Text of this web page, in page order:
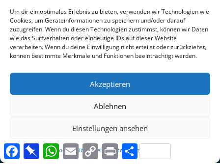
Um dir ein optimales Erlebnis zu bieten, verwenden wir Technologien wie
Cookies, um Geräteinformationen zu speichern und/oder darauf
zuzugreifen. Wenn du diesen Technologien zustimmst, können wir Daten
wie das Surfverhalten oder eindeutige IDs auf dieser Website
verarbeiten. Wenn du deine Einwilligung nicht erteilst oder zurückziehst,
können bestimmte Merkmale und Funktionen beeinträchtigt werden.
Akzeptieren
Ablehnen
Einstellungen ansehen
Cookie-RichtlinieDatenschutz Impressum
Handwerkerübersicht
Beauftragen Sie jetzt Ihren Worker
oder stellen einen Worker Job online
🏢 Firmenübersicht
👔Firmenwebseiten
👷Worker
Rückgabe | Seitenübersicht
FacebookPinboardWhatsApp
Email Copy
Link
Print Teilen